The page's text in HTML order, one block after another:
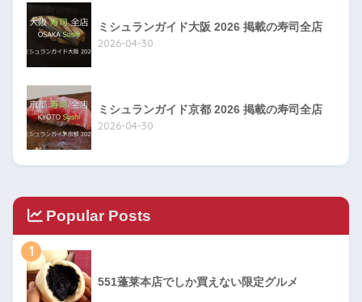
ミシュランガイド大阪 2026 掲載の寿司全店
2026-04-30
ミシュランガイド京都 2026 掲載の寿司全店
2026-04-30
Popular Posts
1
551蓬莱本店でしか買えない限定グルメ